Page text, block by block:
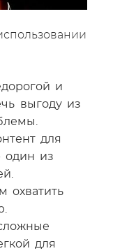
и
выгоду из
для
один из
охватить
для